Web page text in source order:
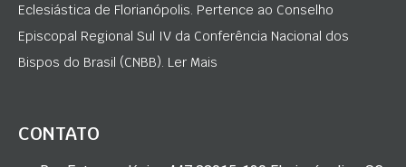
Eclesiástica de Florianópolis. Pertence ao Conselho
Episcopal Regional Sul IV da Conferência Nacional dos
Bispos do Brasil (CNBB). Ler Mais
CONTATO